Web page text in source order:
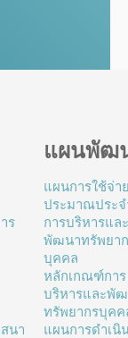
ร
นา
แผนพัฒ
แผนการใช้จ่า
ประมาณประ
การบริหารแล
พัฒนาทรัพยา
บุคคล
หลักเกณฑ์การ
บริหารและพั
ทรัพยากรบุคค
แผนการดำเนิ